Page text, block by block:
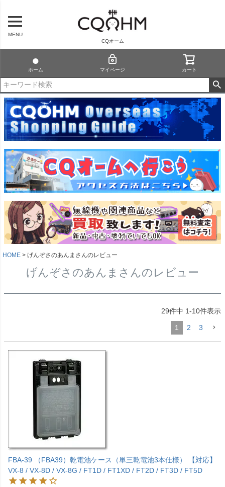
MENU
CQオーム
ホーム マイページ カート
HOME げんぞさのあんまさんのレビュー
げんぞさのあんまさんのレビュー
29件中 1-10件表示
1 2 3
FBA-39 （FBA39）乾電池ケース（単三乾電池3本仕様） 【対応】
VX-8 / VX-8D / VX-8G / FT1D / FT1XD / FT2D / FT3D / FT5D